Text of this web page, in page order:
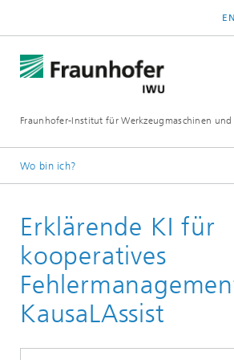
Fraunhofer-Institut für Werkzeugmaschinen
Wo bin ich?
Erklärende KI für
kooperatives
KausaLAssist